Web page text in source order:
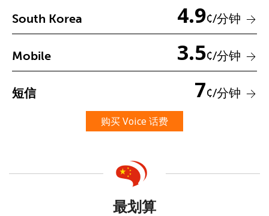
未创建密码
一个大写字母和一个小写字母
一个数字
请保持联系，以便享受我们绝佳的优惠活动。
South Korea 4.9¢/分钟
Mobile 3.5¢/分钟
短信 7¢/分钟
购买 Voice 话费
最划算